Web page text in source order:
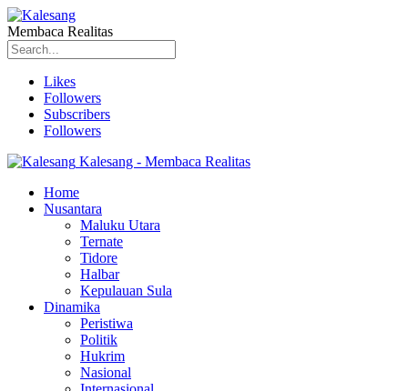
Membaca Realitas
Likes
Followers
Subscribers
Followers
Kalesang - Membaca Realitas
Home
Nusantara
Maluku Utara
Ternate
Tidore
Halbar
Kepulauan Sula
Dinamika
Peristiwa
Politik
Hukrim
Nasional